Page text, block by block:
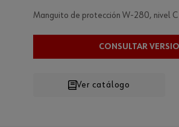
Manguito de protección W-280, nivel C
CONSULTAR
Ver catálogo